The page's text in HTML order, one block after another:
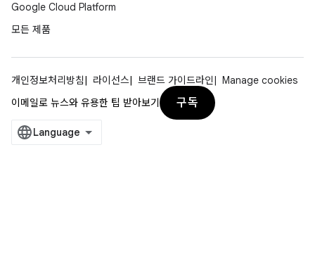
Google Cloud Platform
모든 제품
개인정보처리방침 라이선스 브랜드 가이드라인
Manage cookies
이메일로 뉴스와 유용한 팁 받아보기
구독